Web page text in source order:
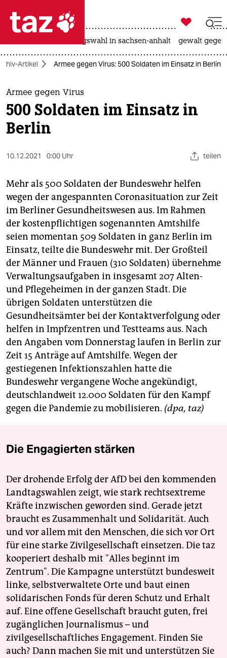
 taz zahl ich
taz zahl ich
themen
politik
öko
gesellschaft
kultur
sport
berlin
nord
wahrheit
verlag
verlag
veranstaltungen
shop
fragen & hilfe
unterstützen
epaper login

taz zahl ich
landtagswahl in sachsen-anhalt gewalt
Artikel Armee gegen Virus: 500 Soldaten im Einsatz in Berlin
Armee gegen Virus
500 Soldaten im Einsatz in
Berlin
10.12.2021 0:00 Uhr teilen
Mehr als 500 Soldaten der Bundeswehr helfen
wegen der angespannten Corona­situation zur Zeit
im Berliner Gesundheitswesen aus. Im Rahmen
der kostenpflichtigen sogenannten Amtshilfe
seien momentan 509 Soldaten in ganz Berlin im
Einsatz, teilte die Bundeswehr mit. Der Großteil
der Männer und Frauen (310 Soldaten) übernehme
Verwaltungsaufgaben in insgesamt 207 Alten-
und Pflegeheimen in der ganzen Stadt. Die
übrigen Soldaten unterstützen die
Gesundheitsämter bei der Kontaktverfolgung oder
helfen in Impfzentren und Testteams aus. Nach
den Angaben vom Donnerstag laufen in Berlin zur
Zeit 15 Anträge auf Amtshilfe. Wegen der
gestiegenen Infektionszahlen hatte die
Bundeswehr vergangene Woche angekündigt,
deutschlandweit 12.000 Soldaten für den Kampf
gegen die Pandemie zu mobilisieren. (dpa, taz)
Die Engagierten stärken
Der drohende Erfolg der AfD bei den kommenden
Landtagswahlen zeigt, wie stark rechtsextreme
Kräfte inzwischen geworden sind. Gerade jetzt
braucht es Zusammenhalt und Solidarität. Auch
und vor allem mit den Menschen, die sich vor Ort
für eine starke Zivilgesellschaft einsetzen. Die taz
kooperiert deshalb mit "Alles beginnt im
Zentrum". Die Kampagne unterstützt bundesweit
linke, selbstverwaltete Orte und baut einen
solidarischen Fonds für deren Schutz und Erhalt
auf. Eine offene Gesellschaft braucht guten, frei
zugänglichen Journalismus – und
zivilgesellschaftliches Engagement. Finden Sie
auch? Dann machen Sie mit und unterstützen Sie